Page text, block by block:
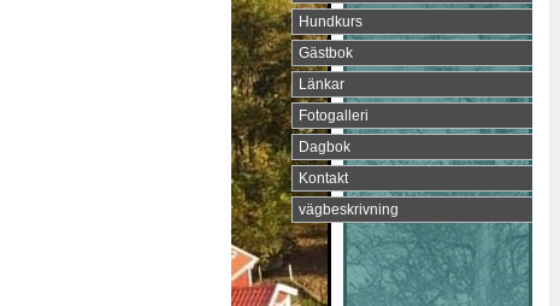
Hundkurs
Gästbok
Länkar
Fotogalleri
Dagbok
Kontakt
vägbeskrivning